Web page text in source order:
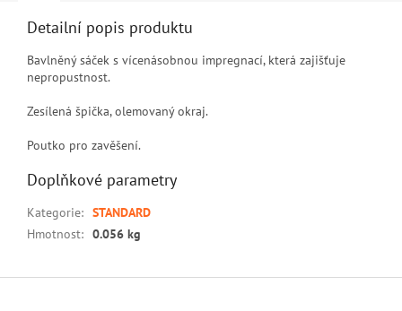
Detailní popis produktu
Bavlněný sáček s vícenásobnou impregnací, která zajišťuje
nepropustnost.
Zesílená špička, olemovaný okraj.
Poutko pro zavěšení.
Doplňkové parametry
Kategorie: STANDARD
Hmotnost: 0.056 kg
Z